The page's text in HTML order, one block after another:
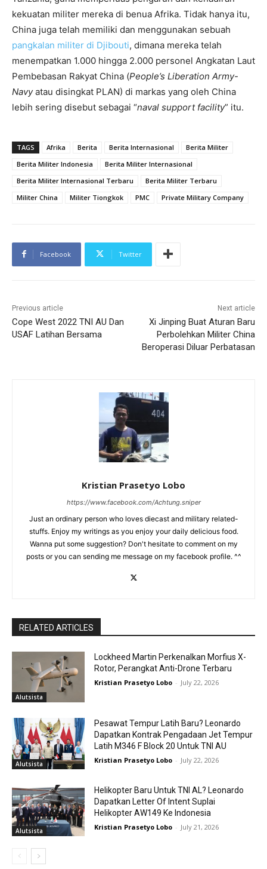
kekuatan militer mereka di benua Afrika. Tidak hanya itu,
China juga telah memiliki dan menggunakan sebuah
pangkalan militer di Djibouti, dimana mereka telah
menempatkan 1.000 hingga 2.000 personel Angkatan Laut
Pembebasan Rakyat China (People’s Liberation Army-
Navyatau disingkat PLAN) di markas yang oleh China
lebih sering disebut sebagai “naval support facility” itu.
TAGS Afrika Berita Berita Internasional
Berita Militer
Berita Militer Indonesia
Berita Militer Internasional
Berita Militer Internasional Terbaru
Berita Militer Terbaru
Militer China
Militer Tiongkok PMC Private Military Company
Facebook Twitter
Previous article
Cope West 2022 TNI AU Dan
USAF Latihan Bersama
Next article
Xi Jinping Buat Aturan Baru
Perbolehkan Militer China
Beroperasi Diluar Perbatasan
Kristian Prasetyo Lobo
https://www.facebook.com/Achtung.sniper
Just an ordinary person who loves diecast and military related-
stuffs. Enjoy my writings as you enjoy your daily delicious food.
Wanna put some suggestion? Don't hesitate to comment on my
posts or you can sending me message on my facebook profile. ^^
RELATED ARTICLES
Alutsista
Lockheed Martin Perkenalkan Morfius X-
Rotor, Perangkat Anti-Drone Terbaru
Kristian Prasetyo Lobo - July 22, 2026
Alutsista
Pesawat Tempur Latih Baru? Leonardo
Dapatkan Kontrak Pengadaan Jet Tempur
Latih M346 F Block 20 Untuk TNI AU
Kristian Prasetyo Lobo - July 22, 2026
Alutsista
Helikopter Baru Untuk TNI AL? Leonardo
Dapatkan Letter Of Intent Suplai
Helikopter AW149 Ke Indonesia
Kristian Prasetyo Lobo - July 21, 2026